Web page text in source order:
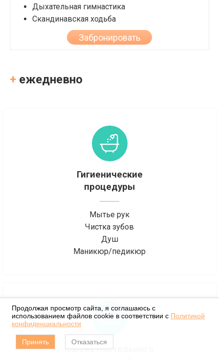
Дыхательная гимнастика
Скандинавская ходьба
Забронировать
+ ежедневно
Гигиенические
процедуры
Мытье рук
Чистка зубов
Душ
Маникюр/педикюр
Смена постельного
Продолжая просмотр сайта, я соглашаюсь с
использованием файлов cookie в соответствии с Политикой
конфиденциальности
Принять Отказаться